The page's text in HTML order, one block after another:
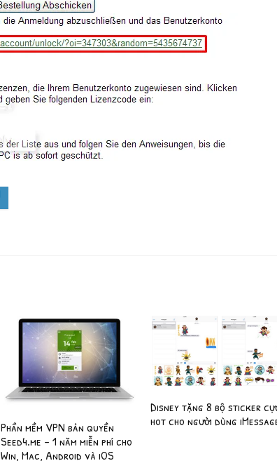
Phần mềm VPN bản quyền
Seed4.me – 1 năm miễn phí cho
Win, Mac, Android và iOS
Disney tặng 8 bộ sticker
hot cho người dùng